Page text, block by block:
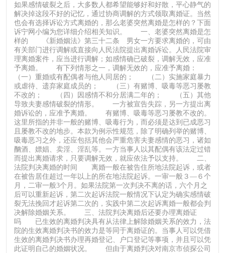
如果感情破裂之后，大多数人都希望能够好和好散，平心静气的
解决掉这段不好的记忆，通过协商调解的方式领取离婚证。当然
也会有选择诉讼方式离婚的，那么老婆突然离婚是怎样的？下面
诉宁网小编为您详细介绍相关知识。 一、老婆突然离婚是怎
样的 《新婚姻法》第三十二条 男女一方要求离婚的，可由
有关部门进行调解或直接向人民法院提出离婚诉讼。人民法院审
理离婚案件，应当进行调解；如感情确已破裂，调解无效，应准
予离婚。 有下列情形之一，调解无效的，应准予离婚：
（一）重婚或有配偶者与他人同居的； （二）实施家庭暴力
或虐待、遗弃家庭成员的； （三）有赌博、吸毒等恶习屡教
不改的； （四）因感情不和分居满二年的； （五）其他
导致夫妻感情破裂的情形。 一方被宣告失踪，另一方提出离
婚诉讼的，应准予离婚。 有赌博、吸毒等恶习屡教不改的。
这里所指的并非一般的赌博、吸毒行为，而必须是达到已成恶习
且屡教不改的地步。本款为例示性规范，除了明确列举的赌博、
吸毒恶习之外，还应包括其他会严重危害夫妻感情的恶习，诸如
酗酒、嫖娼、卖淫、淫乱等。一方当事人以其配偶有该法定过错
而提出离婚请求，只要调解无效，就应依法予以支持。 二、
法院判决离婚的时间 离婚一般在被告住所地法院起诉，或者
在被告居住超过一年以上的所在地法院起诉。一审一般３—６个
月，二审一般3个月。如果法院第一次判决不离的话，六个月之
后可以重新起诉，第二次起诉法院一般情况下认定为确实感情破
裂无法挽回才起诉第二次的，实践中第二次起诉离婚一般都会判
决解除婚姻关系。 三、法院判决离婚后还要办理离婚证
吗 已生效的离婚判决具有从法律上解除婚姻关系的效力，法
院的生效离婚判决书的效力是等同于离婚证的。当事人可以凭借
生效的离婚判决书办理再婚登记、户口登记等事项，并且可以凭
此证明自己的婚姻状况。 但由于离婚判决对南京市侦探公司